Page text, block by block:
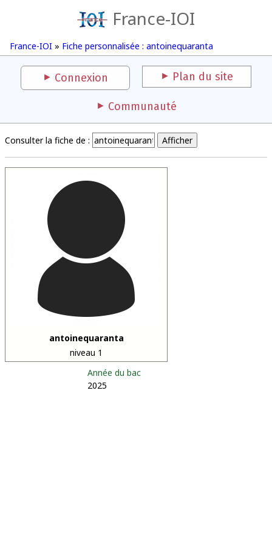
France-IOI
France-IOI » Fiche personnalisée : antoinequaranta
Connexion Plan du site
Communauté
Consulter la fiche de :
antoinequaranta
niveau 1
Année du bac
2025